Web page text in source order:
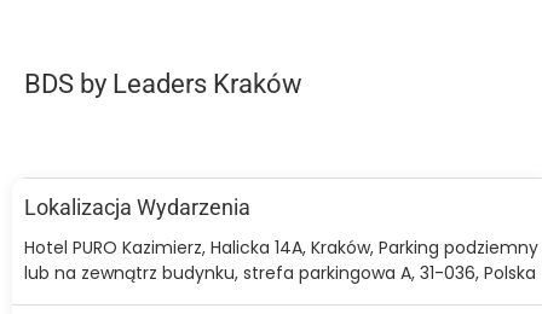
BDS by Leaders Kraków
Lokalizacja Wydarzenia
Hotel PURO Kazimierz, Halicka 14A, Kraków, Parking podziemny
lub na zewnątrz budynku, strefa parkingowa A, 31-036, Polska